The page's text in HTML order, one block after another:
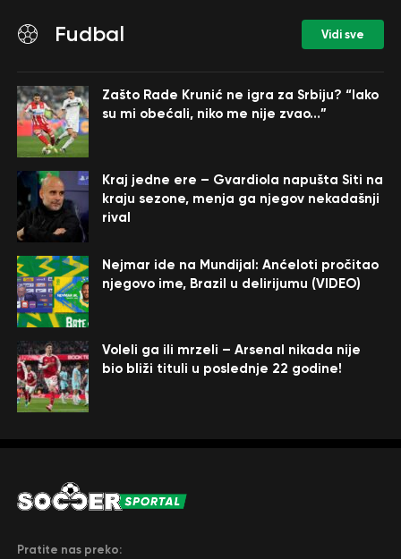
Fudbal Vidi sve
Zašto Rade Krunić ne igra za Srbiju? “Iako
su mi obećali, niko me nije zvao…”
Kraj jedne ere – Gvardiola napušta Siti na
kraju sezone, menja ga njegov nekadašnji
rival
Nejmar ide na Mundijal: Anćeloti pročitao
njegovo ime, Brazil u delirijumu (VIDEO)
Voleli ga ili mrzeli – Arsenal nikada nije
bio bliži tituli u poslednje 22 godine!
Pratite nas preko: